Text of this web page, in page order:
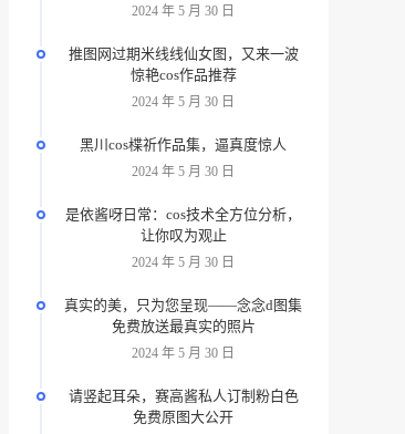
2024 年 5 月 30 日
推图网过期米线线仙女图，又来一波
惊艳cos作品推荐
2024 年 5 月 30 日
黑川cos楪祈作品集，逼真度惊人
2024 年 5 月 30 日
是依酱呀日常：cos技术全方位分析，
让你叹为观止
2024 年 5 月 30 日
真实的美，只为您呈现——念念d图集
免费放送最真实的照片
2024 年 5 月 30 日
请竖起耳朵，赛高酱私人订制粉白色
免费原图大公开